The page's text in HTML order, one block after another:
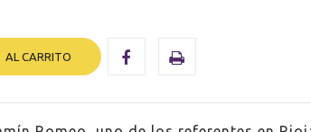
AL CARRITO